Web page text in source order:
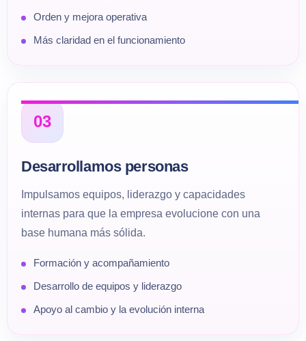
Orden y mejora operativa
Más claridad en el funcionamiento
03
Desarrollamos personas
Impulsamos equipos, liderazgo y capacidades
internas para que la empresa evolucione con una
base humana más sólida.
Formación y acompañamiento
Desarrollo de equipos y liderazgo
Apoyo al cambio y la evolución interna